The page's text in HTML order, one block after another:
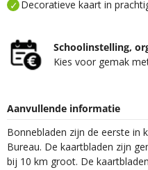
Decoratieve kaart in
Schoolinstelling,
Kies voor gemak
Aanvullende informatie
Bonnebladen zijn de eerste in
Bureau. De kaartbladen zijn
bij 10 km groot. De